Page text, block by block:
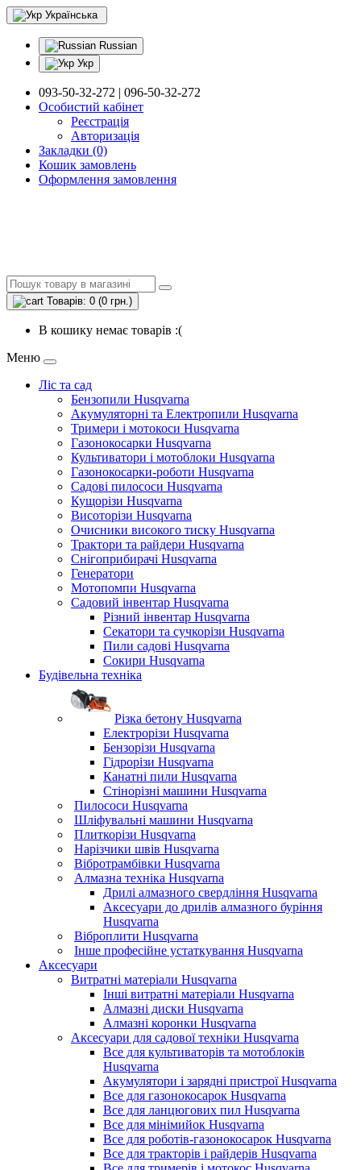
Українська
Russian
Укр
093-50-32-272 | 096-50-32-272
Особистий кабінет
Реєстрація
Авторизація
Закладки (0)
Кошик замовлень
Оформлення замовлення
Товарів: 0 (0 грн.)
В кошику немає товарів :(
Меню
Ліс та сад
Бензопили Husqvarna
Акумуляторні та Електропили Husqvarna
Тримери і мотокоси Husqvarna
Газонокосарки Husqvarna
Культиватори і мотоблоки Husqvarna
Газонокосарки-роботи Husqvarna
Садові пилососи Husqvarna
Кущорізи Husqvarna
Висоторізи Husqvarna
Очисники високого тиску Husqvarna
Трактори та райдери Husqvarna
Снігоприбирачі Husqvarna
Генератори
Мотопомпи Husqvarna
Садовий інвентар Husqvarna
Різний інвентар Husqvarna
Секатори та сучкорізи Husqvarna
Пили садові Husqvarna
Сокири Husqvarna
Будівельна техніка
Різка бетону Husqvarna
Електрорізи Husqvarna
Бензорізи Husqvarna
Гідрорізи Husqvarna
Канатні пили Husqvarna
Стінорізні машини Husqvarna
Пилососи Husqvarna
Шліфувальні машини Husqvarna
Плиткорізи Husqvarna
Нарізчики швів Husqvarna
Вібротрамбівки Husqvarna
Алмазна техніка Husqvarna
Дрилі алмазного свердління Husqvarna
Аксесуари до дрилів алмазного буріння
Husqvarna
Віброплити Husqvarna
Інше професійне устаткування Husqvarna
Аксесуари
Витратні матеріали Husqvarna
Інші витратні матеріали Husqvarna
Алмазні диски Husqvarna
Алмазні коронки Husqvarna
Аксесуари для садової техніки Husqvarna
Все для культиваторів та мотоблоків
Husqvarna
Акумулятори і зарядні пристрої Husqvarna
Все для газонокосарок Husqvarna
Все для ланцюгових пил Husqvarna
Все для мінімийок Husqvarna
Все для роботів-газонокосарок Husqvarna
Все для тракторів і райдерів Husqvarna